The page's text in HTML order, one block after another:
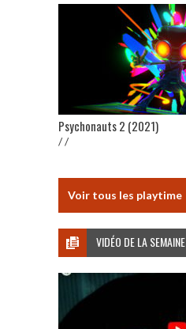
Psychonauts 2 (2021)
/ /
Voir tous les playtime
VIDÉO DE LA SEMAINE